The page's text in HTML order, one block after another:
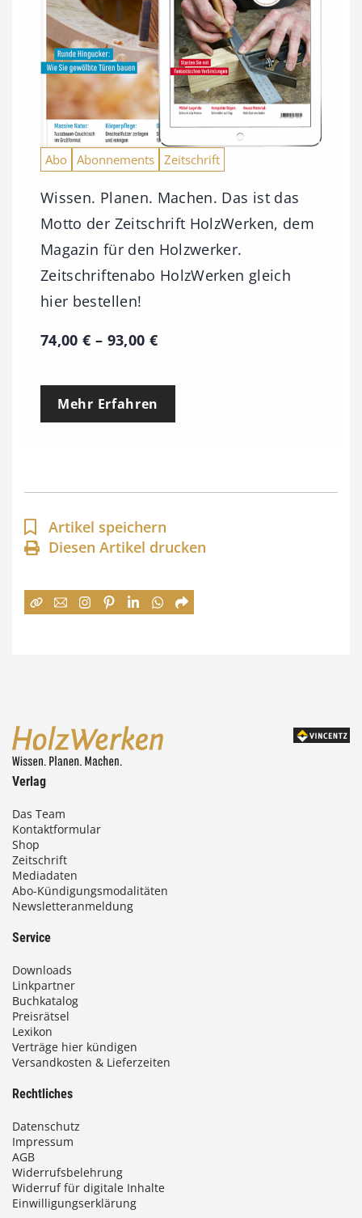
Abo Abonnements Zeitschrift
Wissen. Planen. Machen. Das ist das
Motto der Zeitschrift HolzWerken, dem
Magazin für den Holzwerker.
Zeitschriftenabo HolzWerken gleich
hier bestellen!
74,00€ – 93,00 €P
e
p
a
n
e
0
€
Mehr Erfahren
Artikel speichern
Diesen Artikel drucken
Verlag
Das Team
Kontaktformular
Shop
Zeitschrift
Mediadaten
Abo-Kündigungsmodalitäten
Newsletteranmeldung
Service
Downloads
Linkpartner
Buchkatalog
Preisrätsel
Lexikon
Verträge hier kündigen
Versandkosten & Lieferzeiten
Rechtliches
Datenschutz
Impressum
AGB
Widerrufsbelehrung
Widerruf für digitale Inhalte
Einwilligungserklärung